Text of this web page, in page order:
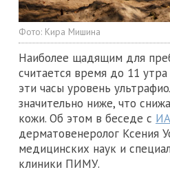
Фото: Кира Мишина
Наиболее щадящим для
считается время до 11
эти часы уровень
значительно ниже, что
кожи. Об этом в беседе с
дерматовенеролог Ксения
медицинских наук и
клиники ПИМУ.